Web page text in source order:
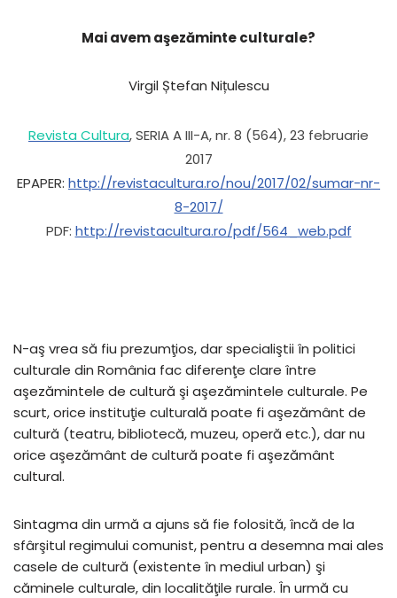
Mai avem aşezăminte culturale?
Virgil Ștefan Nițulescu
Revista Cultura, SERIA A III-A, nr. 8 (564), 23 februarie
2017
EPAPER: http://revistacultura.ro/nou/2017/02/sumar-nr-
8-2017/
PDF: http://revistacultura.ro/pdf/564_web.pdf
N-aş vrea să fiu prezumţios, dar specialiştii în politici
culturale din România fac diferenţe clare între
aşezămintele de cultură şi aşezămintele culturale. Pe
scurt, orice instituţie culturală poate fi aşezământ de
cultură (teatru, bibliotecă, muzeu, operă etc.), dar nu
orice aşezământ de cultură poate fi aşezământ
cultural.
Sintagma din urmă a ajuns să fie folosită, încă de la
sfârşitul regimului comunist, pentru a desemna mai ales
casele de cultură (existente în mediul urban) şi
căminele culturale, din localităţile rurale. În urmă cu